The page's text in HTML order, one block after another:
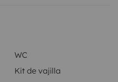
WC
Kit de vajilla